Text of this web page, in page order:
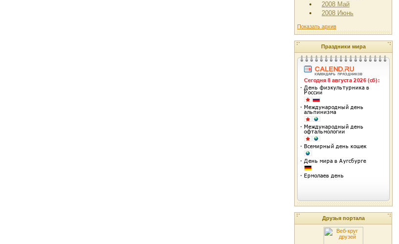
2008 Май
2008 Июнь
Показать архив
Праздники мира
Друзья портала